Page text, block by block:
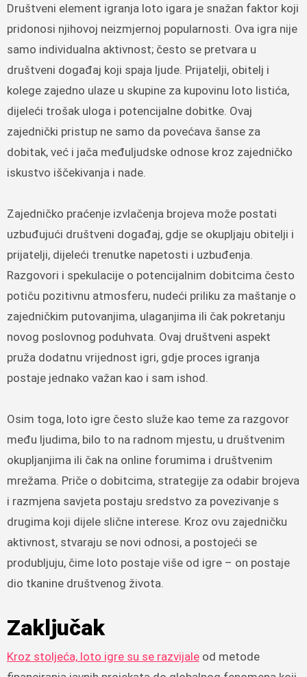
Društveni element igranja loto igara je snažan faktor koji
pridonosi njihovoj neizmjernoj popularnosti. Ova igra nije
samo individualna aktivnost; često se pretvara u
društveni događaj koji spaja ljude. Prijatelji, obitelj i
kolege zajedno ulaze u skupine za kupovinu loto listića,
dijeleći trošak uloga i potencijalne dobitke. Ovaj
zajednički pristup ne samo da povećava šanse za
dobitak, već i jača međuljudske odnose kroz zajedničko
iskustvo iščekivanja i nade.
Zajedničko praćenje izvlačenja brojeva može postati
uzbuđujući društveni događaj, gdje se okupljaju obitelji i
prijatelji, dijeleći trenutke napetosti i uzbuđenja.
Razgovori i spekulacije o potencijalnim dobitcima često
potiču pozitivnu atmosferu, nudeći priliku za maštanje o
zajedničkim putovanjima, ulaganjima ili čak pokretanju
novog poslovnog poduhvata. Ovaj društveni aspekt
pruža dodatnu vrijednost igri, gdje proces igranja
postaje jednako važan kao i sam ishod.
Osim toga, loto igre često služe kao teme za razgovor
među ljudima, bilo to na radnom mjestu, u društvenim
okupljanjima ili čak na online forumima i društvenim
mrežama. Priče o dobitcima, strategije za odabir brojeva
i razmjena savjeta postaju sredstvo za povezivanje s
drugima koji dijele slične interese. Kroz ovu zajedničku
aktivnost, stvaraju se novi odnosi, a postojeći se
produbljuju, čime loto postaje više od igre – on postaje
dio tkanine društvenog života.
Zaključak
Kroz stoljeća, loto igre su se razvijaleod metode